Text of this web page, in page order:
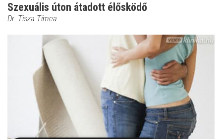
Szexuális úton átadott élősködő
Dr. Tisza Tímea